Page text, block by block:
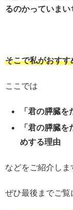
るのかっていまい
そこで私がおす
ここでは
「君の膵臓
「君の膵臓
めする理由
などをご紹介しま
ぜひ最後までご覧